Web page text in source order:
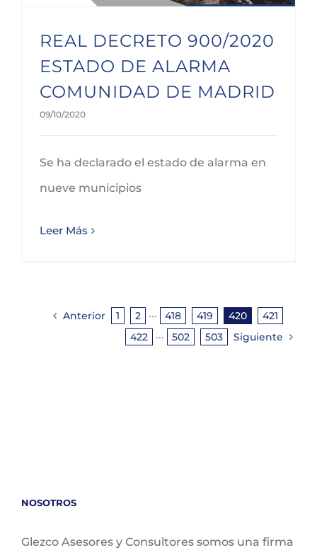
REAL DECRETO 900/2020
ESTADO DE ALARMA
COMUNIDAD DE MADRID
09/10/2020
Se ha declarado el estado de alarma en
nueve municipios
Leer Más
Anterior 1 2 ··· 418 419 420
421
422
··· 502 503 Siguiente
NOSOTROS
Glezco Asesores y Consultores somos una firma